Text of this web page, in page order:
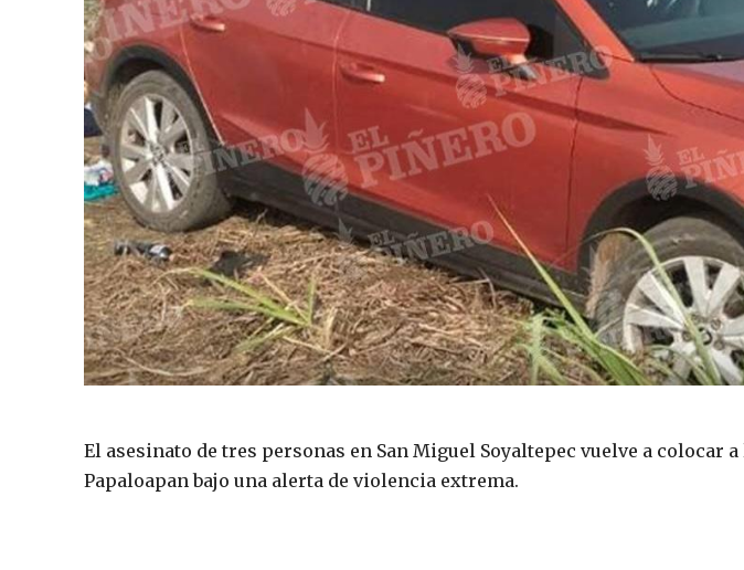
El asesinato de tres personas en San Miguel Soyaltepec vuelve a colocar a
Papaloapan bajo una alerta de violencia extrema.